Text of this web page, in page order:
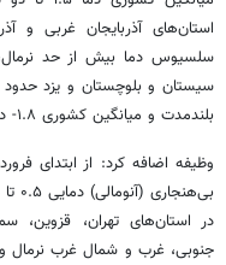
استان‌های آذربایجان غربی و
سلسیوس دما بیش از حد نرمال،
سیستان و بلوچستان و یزد
بلندمدت و میانگین کشوری ۱.۸- درجه ثبت شده است.
وظیفه اضافه کرد: از ابتدای
در استان‌های تهران، قزوین،
جنوبی، غرب و شمال غرب نرمال